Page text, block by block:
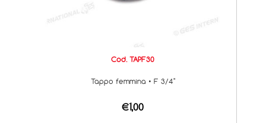
Cod. TAPF30
Tappo femmina • F 3/4"
€1,00